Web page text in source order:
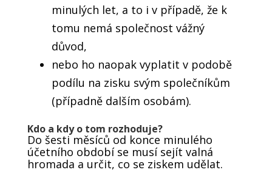
minulých let, a to i v případě, že k
tomu nemá společnost vážný
důvod,
nebo ho naopak vyplatit v podobě
podílu na zisku svým společníkům
(případně dalším osobám).
Kdo a kdy o tom rozhoduje?
Do šesti měsíců od konce minulého
účetního období se musí sejít valná
hromada a určit, co se ziskem udělat.